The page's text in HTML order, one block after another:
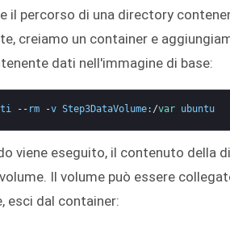
il percorso di una directory
creiamo un container e
dati nell'immagine di base:
ti -- rm -v Step3DataVolume: /var ubuntu
viene eseguito, il contenuto della
Il volume può essere
esci dal container: